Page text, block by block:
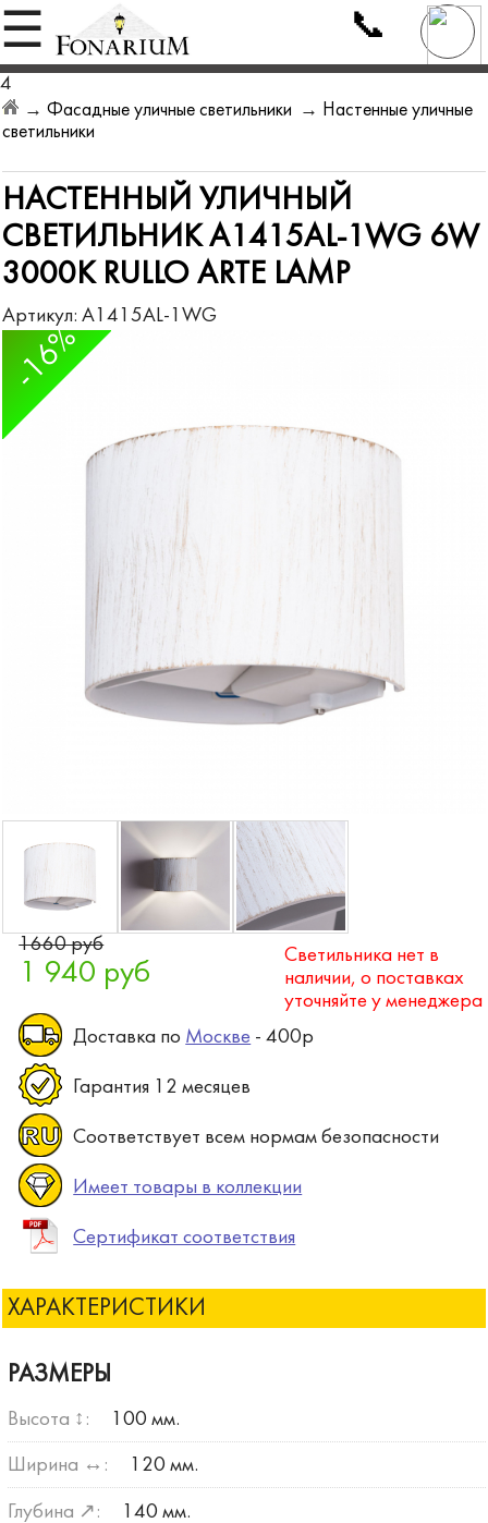
☰ 📞
4
→Фасадные уличные светильники → Настенные уличные
светильники
НАСТЕННЫЙ УЛИЧНЫЙ
СВЕТИЛЬНИК A1415AL-1WG 6W
3000K RULLO ARTE LAMP
Артикул:A1415AL-1WG
-16%
1660 руб
1 940 руб
Светильника нет в
наличии, о поставках
уточняйте у менеджера
Доставка по Москве - 400р
Гарантия 12 месяцев
Соответствует всем нормам безопасности
Имеет товары в коллекции
Сертификат соответствия
ХАРАКТЕРИСТИКИ
РАЗМЕРЫ
Высота ↕: 100 мм.
Ширина ↔: 120 мм.
Глубина ↗: 140 мм.